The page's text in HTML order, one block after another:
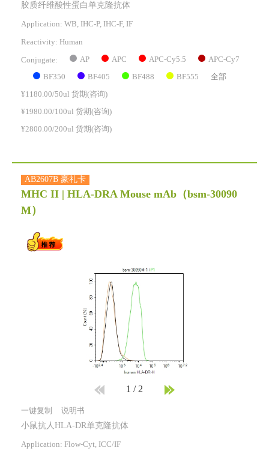
胶质纤维酸性蛋白单克隆抗体
Application: WB, IHC-P, IHC-F, IF
Reactivity: Human
Conjugate: AP APC APC-Cy5.5 APC-Cy7
BF350 BF405 BF488 BF555 全部
¥1180.00/50ul 货期(咨询)
¥1980.00/100ul 货期(咨询)
¥2800.00/200ul 货期(咨询)
AB2607B 豪礼卡
MHC II | HLA-DRA Mouse mAb （bsm-30090
M）
1 /2
一键复制 说明书
小鼠抗人HLA-DR单克隆抗体
Application: Flow-Cyt, ICC/IF